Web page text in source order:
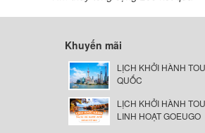
Khuyến mãi
LỊCH KHỞI HÀNH
QUỐC
LỊCH KHỞI HÀNH
LINH HOẠT GOEUGO